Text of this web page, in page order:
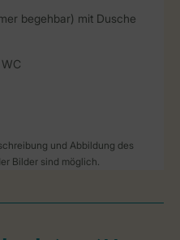
begehbar) mit Dusche
und Abbildung des
Bilder sind möglich.